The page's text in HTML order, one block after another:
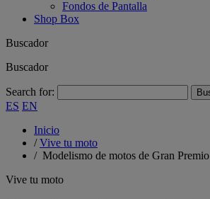
Fondos de Pantalla
Shop Box
Buscador
Buscador
Search for:
ES EN
Inicio
/Vive tu moto
/ Modelismo de motos de Gran Premio
Vive tu moto